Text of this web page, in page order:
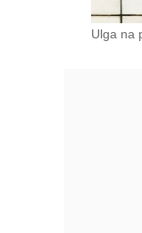
Ulga na